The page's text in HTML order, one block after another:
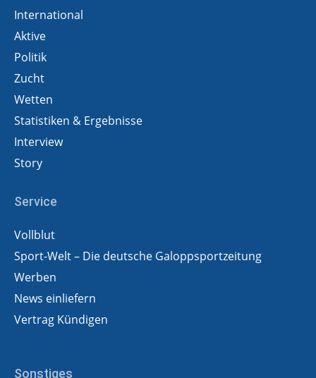
International
Aktive
Politik
Zucht
Wetten
Statistiken & Ergebnisse
Interview
Story
Service
Vollblut
Sport-Welt – Die deutsche Galoppsportzeitung
Werben
News einliefern
Vertrag Kündigen
Sonstiges